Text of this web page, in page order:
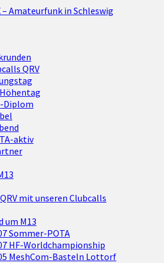
– Amateurfunk in Schleswig
QRV
Diplom
aktiv
mit unseren Clubcalls
um M13
Sommer-POTA
HF-Worldchampionship
MeshCom-Basteln Lottorf